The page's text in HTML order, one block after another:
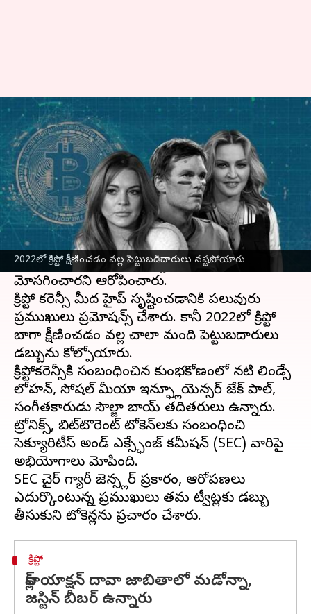
2022లో క్రిప్టో క్షీణించడం వల్ల పెట్టుబడిదారులు నష్టపోయారు
క్రిప్టోలో పెట్టుబడి పెట్టి ఇబ్బందుల్లో
పడిన ప్రముఖులు
వ్రాసిన వారు Nishkala Sathivada Mar 24, 2023 12:00 pm
ఈ వార్తాకథనం ఏంటి
2022 నుండి సంవత్సరం నుండిక్రిప్టోపతనం
ప్రారంభమైంది. టోకెన్‌లు, NFTల మద్దతుదారులు,
అనేక మంది ప్రముఖులు పెట్టుబడిదారులను
మోసగించారని ఆరోపించారు.
క్రిప్టో కరెన్సీ మీద హైప్ సృష్టించడానికి పలువురు
ప్రముఖులు ప్రమోషన్స్ చేశారు. కానీ 2022లో క్రిప్టో
బాగా క్షీణించడం వల్ల చాలా మంది పెట్టుబడిదారులు
డబ్బును కోల్పోయారు.
క్రిప్టోకరెన్సీకి సంబంధించిన కుంభకోణంలో నటి లిండ్సే
లోహన్, సోషల్ మీడియా ఇన్ఫ్లూయెన్సర్ జేక్ పాల్,
సంగీతకారుడు సౌల్జా బాయ్ తదితరులు ఉన్నారు.
ట్రోనిక్స్, బిట్‌టొరెంట్ టోకెన్‌లకు సంబంధించి
సెక్యూరిటీస్ అండ్ ఎక్స్ఛేంజ్ కమీషన్ (SEC) వారిపై
అభియోగాలు మోపింది.
SEC చైర్ గ్యారీ జెన్స్లర్ ప్రకారం, ఆరోపణలు
ఎదుర్కొంటున్న ప్రముఖులు తమ ట్వీట్లకు డబ్బు
క్రిప్టో
క్లాస్ యాక్షన్ దావా జాబితాలో మడోన్నా,
జస్టిన్ బీబర్ ఉన్నారు